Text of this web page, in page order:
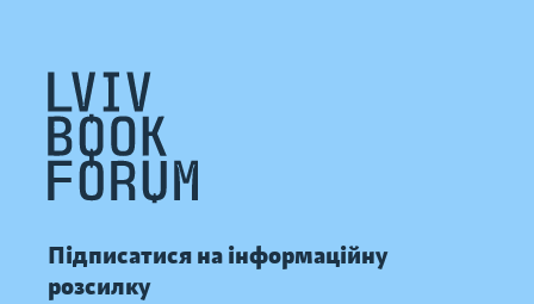
Підписатися на інформаційну
розсилку